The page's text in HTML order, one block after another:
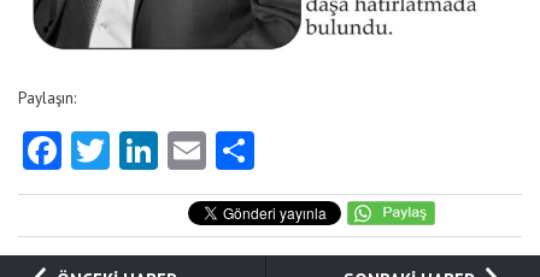
Paylaşın:
Facebook
Twitter
LinkedIn
Email